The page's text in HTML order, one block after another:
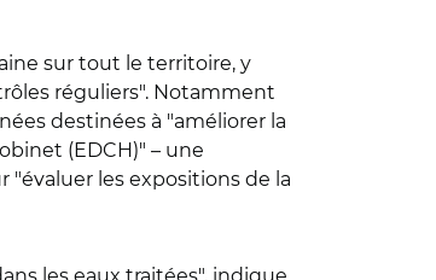
sur tout le territoire, y
réguliers". Notamment
destinées à "améliorer la
(EDCH)" – une
"évaluer les expositions de la